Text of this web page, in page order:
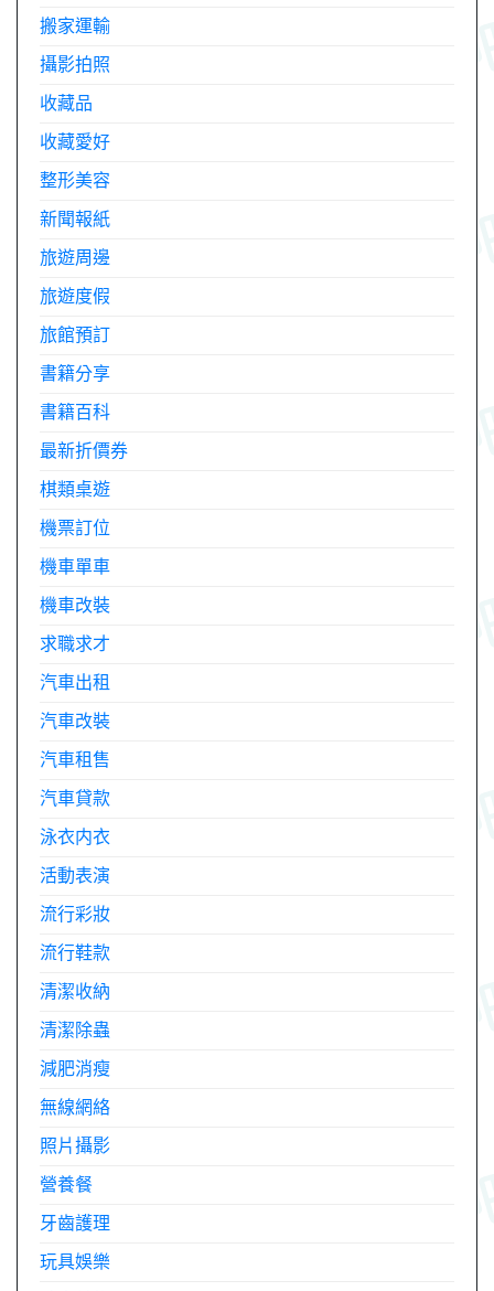
搬家運輸
攝影拍照
收藏品
收藏愛好
整形美容
新聞報紙
旅遊周邊
旅遊度假
旅館預訂
書籍分享
書籍百科
最新折價券
棋類桌遊
機票訂位
機車單車
機車改裝
求職求才
汽車出租
汽車改裝
汽車租售
汽車貸款
泳衣内衣
活動表演
流行彩妝
流行鞋款
清潔收納
清潔除蟲
減肥消瘦
無線網絡
照片攝影
營養餐
牙齒護理
玩具娛樂